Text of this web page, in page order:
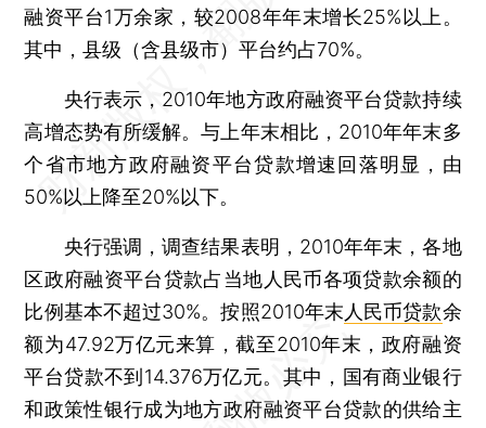
融资平台1万余家，较2008年年末增长25%以上。
其中，县级（含县级市）平台约占70%。
央行表示，2010年地方政府融资平台贷款持续
高增态势有所缓解。与上年末相比，2010年年末多
个省市地方政府融资平台贷款增速回落明显，由
50%以上降至20%以下。
央行强调，调查结果表明，2010年年末，各地
区政府融资平台贷款占当地人民币各项贷款余额的
比例基本不超过30%。按照2010年末 人民币贷款余
额为47.92万亿元来算，截至2010年末，政府融资
平台贷款不到14.376万亿元。其中，国有商业银行
和政策性银行成为地方政府融资平台贷款的供给主